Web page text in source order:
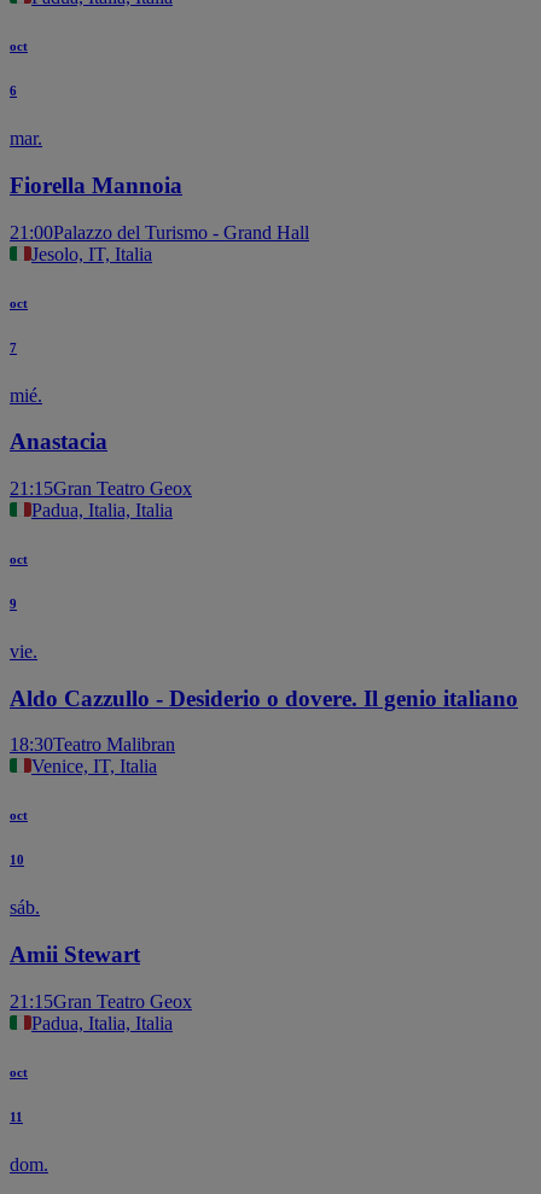
oct
6
mar.
Fiorella Mannoia
21:00Palazzo del Turismo - Grand Hall
Jesolo, IT, Italia
oct
7
mié.
Anastacia
21:15Gran Teatro Geox
Padua, Italia, Italia
oct
9
vie.
Aldo Cazzullo - Desiderio o dovere. Il genio italiano
18:30Teatro Malibran
Venice, IT, Italia
oct
10
sáb.
Amii Stewart
21:15Gran Teatro Geox
Padua, Italia, Italia
oct
11
dom.